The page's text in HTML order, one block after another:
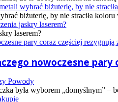
biżuterię, by nie straciła koloru
laserem?
nowoczesne
Powody
była wyborem „domyślnym”